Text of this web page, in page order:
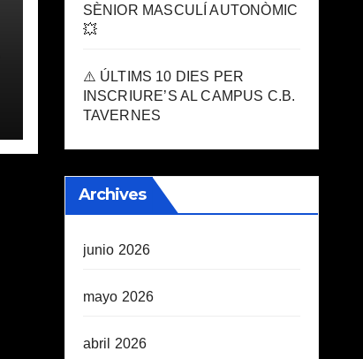
SÈNIOR MASCULÍ AUTONÒMIC
💥
⚠️ ÚLTIMS 10 DIES PER
INSCRIURE’S AL CAMPUS C.B.
TAVERNES
Archives
junio 2026
mayo 2026
abril 2026